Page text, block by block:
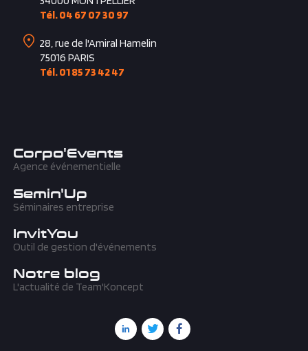
Tél. 04 67 07 30 97
28, rue de l'Amiral Hamelin
75016 PARIS
Tél. 01 85 73 42 47
Corpo'Events
Agence événementielle
Semin'Up
Séminaires entreprise
InvitYou
Outil de gestion d'événements
Notre blog
L'actualité de Team'Koncept